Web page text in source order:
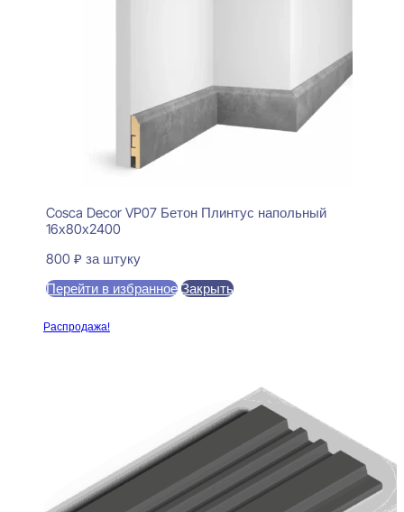
Cosca Decor VP07 Бетон Плинтус напольный
16х80х2400
800 ₽ за штуку
Перейти в избранное Закрыть
Распродажа!